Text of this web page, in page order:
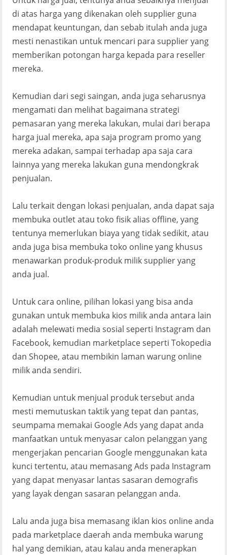
di atas harga yang dikenakan oleh supplier guna
mendapat keuntungan, dan sebab itulah anda juga
mesti nenastikan untuk mencari para supplier yang
memberikan potongan harga kepada para reseller
mereka.
Kemudian dari segi saingan, anda juga seharusnya
mengamati dan melihat bagaimana strategi
pemasaran yang mereka lakukan, mulai dari berapa
harga jual mereka, apa saja program promo yang
mereka adakan, sampai terhadap apa saja cara
lainnya yang mereka lakukan guna mendongkrak
penjualan.
Lalu terkait dengan lokasi penjualan, anda dapat saja
membuka outlet atau toko fisik alias offline, yang
tentunya memerlukan biaya yang tidak sedikit, atau
anda juga bisa membuka toko online yang khusus
menawarkan produk-produk milik supplier yang
anda jual.
Untuk cara online, pilihan lokasi yang bisa anda
gunakan untuk membuka kios milik anda antara lain
adalah melewati media sosial seperti Instagram dan
Facebook, kemudian marketplace seperti Tokopedia
dan Shopee, atau membikin laman warung online
milik anda sendiri.
Kemudian untuk menjual produk tersebut anda
mesti memutuskan taktik yang tepat dan pantas,
seumpama memakai Google Ads yang dapat anda
manfaatkan untuk menyasar calon pelanggan yang
mengerjakan pencarian Google menggunakan kata
kunci tertentu, atau memasang Ads pada Instagram
yang dapat menyasar lantas sasaran demografis
yang layak dengan sasaran pelanggan anda.
Lalu anda juga bisa memasang iklan kios online anda
pada marketplace daerah anda membuka warung
hal yang demikian, atau kalau anda menerapkan